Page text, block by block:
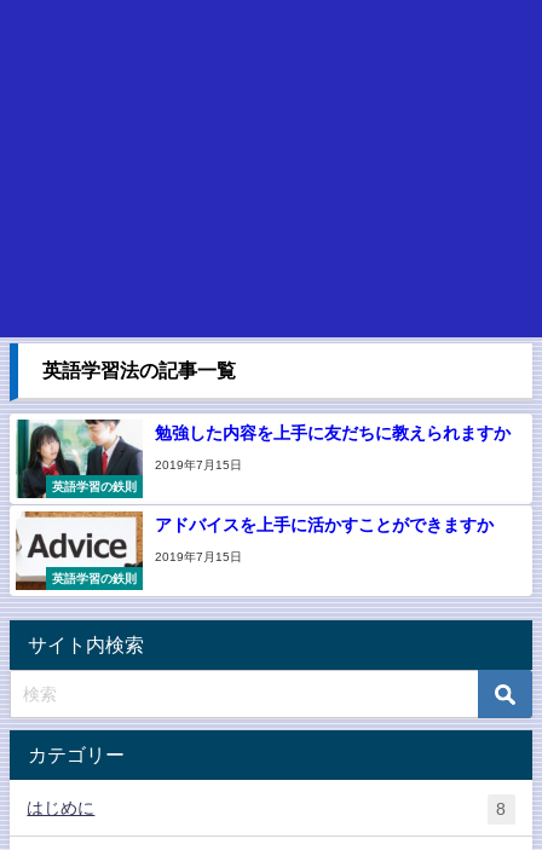
英語学習法の記事一覧
英語学習の鉄則
勉強した内容を上手に友だちに教えられますか
2019年7月15日
英語学習の鉄則
アドバイスを上手に活かすことができますか
2019年7月15日
サイト内検索
カテゴリー
はじめに 8